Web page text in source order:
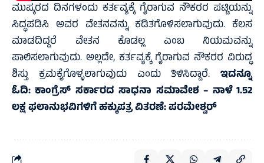
ಮುಷ್ಕರದ ದಿನಗಳಂದು ಕರ್ತವ್ಯಕ್ಕೆ ಗೈರಾಗುವ ನೌಕರರ ಪಟ್ಟಿಯನ್ನು
ಸಿದ್ಧಪಡಿಸಿ ಅವರ ವೇತನವನ್ನು ಕಡಿತಗೊಳಿಸಲಾಗುವುದು. ಕೆಲಸ
ಮಾಡದಿದ್ದರೆ ವೇತನ ಕೊಡಲ್ಲ ಎಂಬ ನಿಯಮವನ್ನು
ಪಾಲಿಸಲಾಗುವುದು. ಅಲ್ಲದೇ, ಕರ್ತವ್ಯಕ್ಕೆ ಗೈರಾಗುವ ನೌಕರರ ವಿರುದ್ಧ
ಶಿಸ್ತು ಕ್ರಮಕೈಗೊಳ್ಳಲಾಗುವುದು ಎಂದು ತಿಳಿಸಿದ್ದಾರೆ. ಇದನ್ನೂ
ಓದಿ:ಕಾಂಗ್ರೆಸ್‌ ಸರ್ಕಾರದ ಸಾಧನಾ ಸಮಾವೇಶ – ನಾಳೆ 1.52
ಲಕ್ಷ ಫಲಾನುಭವಿಗಳಿಗೆ ಹಕ್ಕುಪತ್ರ ವಿತರಣೆ: ಪರಮೇಶ್ವರ್‌